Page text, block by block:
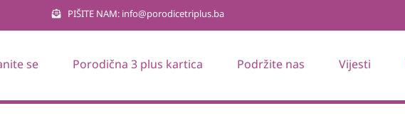
PIŠITE NAM: info@porodicetriplus.ba
se Porodična 3 plus kartica Podržite nas Vijesti